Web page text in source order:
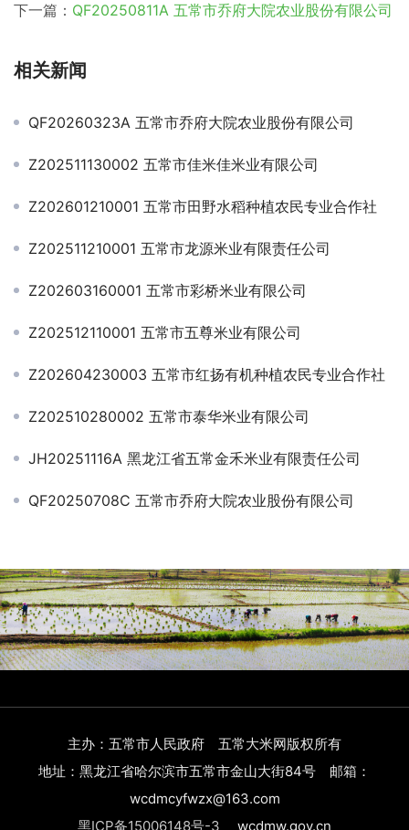
下一篇： QF20250811A 五常市乔府大院农业股份有限公司
相关新闻
QF20260323A 五常市乔府大院农业股份有限公司
Z202511130002 五常市佳米佳米业有限公司
Z202601210001 五常市田野水稻种植农民专业合作社
Z202511210001 五常市龙源米业有限责任公司
Z202603160001 五常市彩桥米业有限公司
Z202512110001 五常市五尊米业有限公司
Z202604230003 五常市红扬有机种植农民专业合作社
Z202510280002 五常市泰华米业有限公司
JH20251116A 黑龙江省五常金禾米业有限责任公司
QF20250708C 五常市乔府大院农业股份有限公司
主办：五常市人民政府 五常大米网版权所有
地址：黑龙江省哈尔滨市五常市金山大街84号 邮箱：
wcdmcyfwzx@163.com
黑ICP备15006148号-3 wcdmw.gov.cn